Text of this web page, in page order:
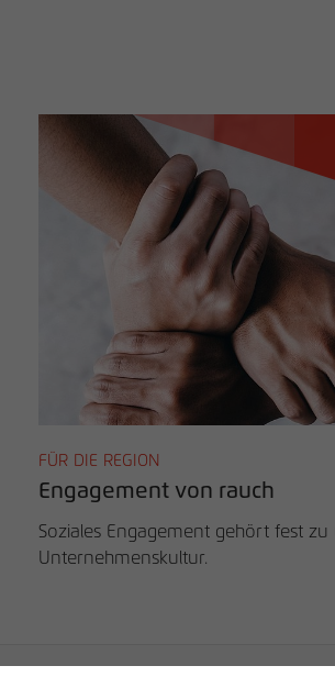
FÜR DIE REGION
Engagement von rauch
Soziales Engagement gehört fest zu
Unternehmenskultur.